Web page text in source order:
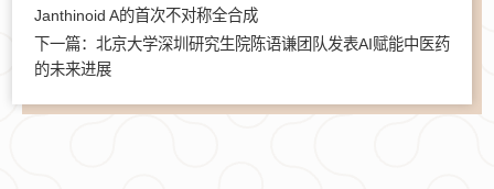
Janthinoid A的首次不对称全合成
下一篇：北京大学深圳研究生院陈语谦团队发表AI赋能中医药
的未来进展